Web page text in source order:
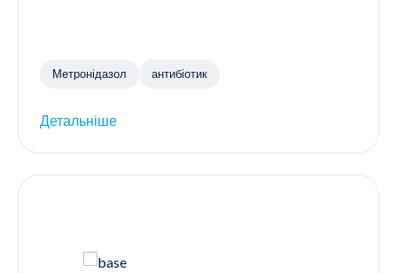
Метронідазол антибіотик
Детальніше